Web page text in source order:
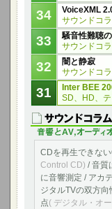
34
VoiceXML
サウンドコ
33
騒音性難聴
サウンドコ
32
闇と静寂
サウンドコ
31
Inter BEE
SD、HD、
CDを再生できな
Control CD) / 音質
に音響測定 / アカ
ジタルTVの双方
点( デジタル・オ